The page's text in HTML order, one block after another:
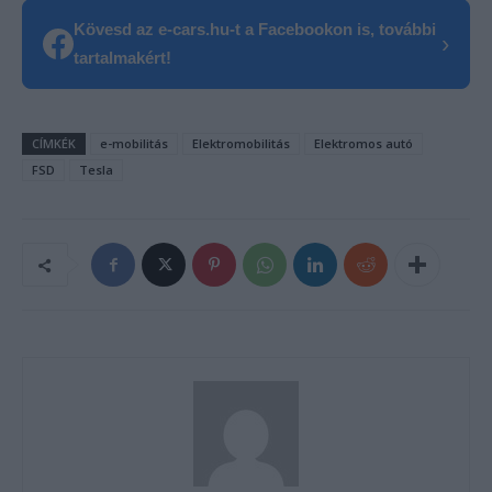
Kövesd az e-cars.hu-t a Facebookon is, további
tartalmakért!
›
CÍMKÉK e-mobilitás Elektromobilitás
Elektromos autó
FSD
Tesla